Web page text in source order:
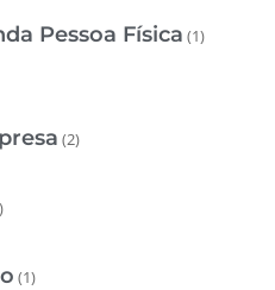
Pessoa Física (1)
(2)
(1)